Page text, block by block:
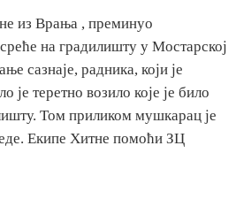
из Врања , преминуо
на градилишту у Мостарској
сазнаје, радника, који је
теретно возило које је било
Том приликом мушкарац је
Екипе Хитне помоћи ЗЦ